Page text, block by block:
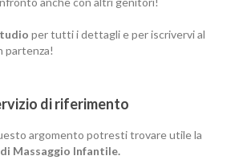
per tutti i dettagli e per iscrivervi al
partenza!
di riferimento
argomento potresti trovare utile la
Massaggio Infantile.